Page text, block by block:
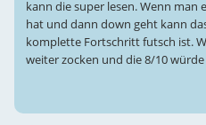
kann die super lesen. Wenn man
hat und dann down geht kann
komplette Fortschritt futsch ist.
weiter zocken und die 8/10